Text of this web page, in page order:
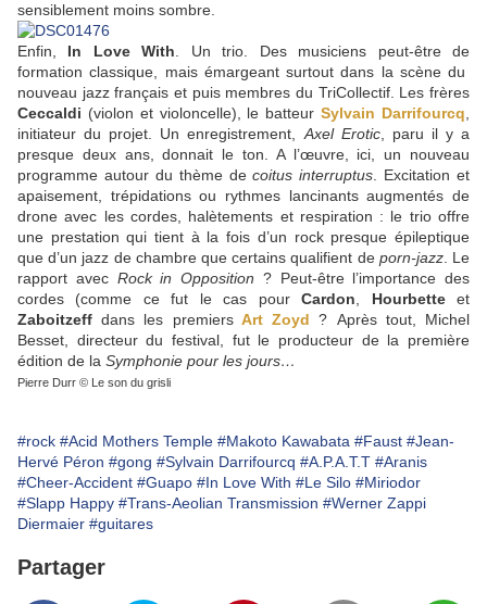
sensiblement moins sombre.
Enfin, In Love With . Un trio. Des musiciens peut-être de
formation classique, mais émargeant surtout dans la scène du
nouveau jazz français et puis membres du TriCollectif. Les frères
Ceccaldi (violon et violoncelle), le batteur Sylvain Darrifourcq
initiateur du projet. Un enregistrement, Axel Erotic, paru il y a
presque deux ans, donnait le ton. A l’œuvre, ici, un nouveau
programme autour du thème decoitus interruptus . Excitation et
apaisement, trépidations ou rythmes lancinants augmentés de
drone avec les cordes, halètements et respiration : le trio offre
une prestation qui tient à la fois d’un rock presque épileptique
que d’un jazz de chambre que certains qualifient de porn-jazz. Le
rapport avecRock in Opposition ? Peut-être l’importance des
cordes (comme ce fut le cas pourCardon Hourbetteet
Zaboitzeff dans les premiersArt Zoyd ? Après tout, Michel
Besset, directeur du festival, fut le producteur de la première
édition de la Symphonie pour les jours…
Pierre Durr © Le son du grisli
#rock #Acid Mothers Temple #Makoto Kawabata #Faust #Jean-
Hervé Péron #gong #Sylvain Darrifourcq #A.P.A.T.T #Aranis
#Cheer-Accident #Guapo #In Love With #Le Silo #Miriodor
#Slapp Happy #Trans-Aeolian Transmission #Werner Zappi
Diermaier #guitares
Partager